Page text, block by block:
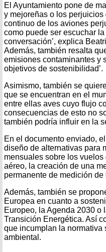
El Ayuntamiento pone de
y mejoreñas o los perjuicios
continuo de los aviones
como puede ser escuchar
conversación’, explica
Además, también resalta
emisiones contaminantes y
objetivos de sostenibilidad’.
Asimismo, también se
que se encuentran en el
entre ellas aves cuyo flujo
consecuencias de esto no
también podría influir en la
En el documento enviado,
diseño de alternativas para
mensuales sobre los
aéreo, la creación de una
permanente de medición
Además, también se
Europea en cuanto a
Europeo, la Agenda 2030 o
Transición Energética. Así
que incumplan la
ambiental.